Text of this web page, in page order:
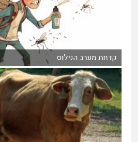
קדחת מערב הנילוס